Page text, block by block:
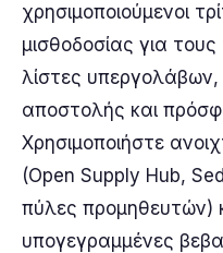
χρησιμοποιούμενοι
μισθοδοσίας για
λίστες
αποστολής και
Χρησιμοποιήστε
(Open Supply Hub,
πύλες προμηθευτών)
υπογεγραμμένες